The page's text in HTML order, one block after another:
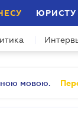
ЮРИСТУ
мовою.